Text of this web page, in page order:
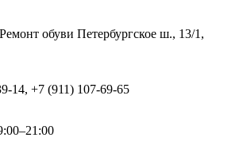
обуви Петербургское ш., 13/1,
14, +7 (911) 107-69-65